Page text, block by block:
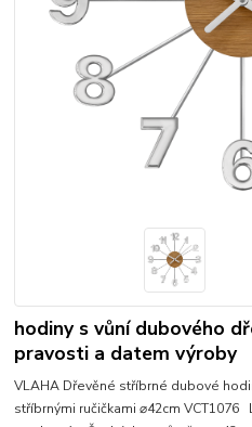
hodiny s vůní dubového
pravosti a datem výroby
VLAHA Dřevěné stříbrné dubové
stříbrnými ručičkami ⌀42cm